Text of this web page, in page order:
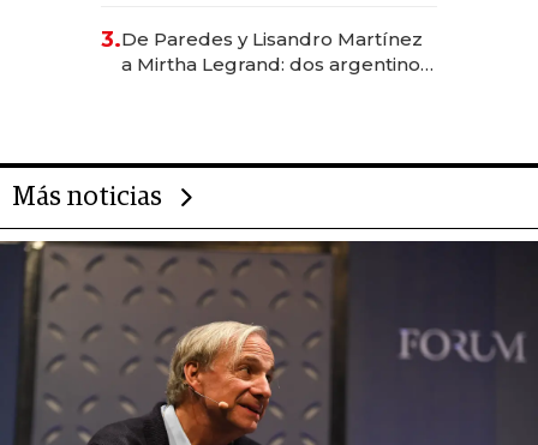
las marcas "fast premium"
3.De Paredes y Lisandro Martínez
a Mirtha Legrand: dos argentinos
Más noticias